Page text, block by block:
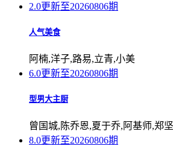
2.0更新至20260806期
人气美食
阿楠,洋子,路易,立青,小美
6.0更新至20260806期
型男大主厨
曾国城,陈乔恩,夏于乔,阿基师,郑
8.0更新至20260806期